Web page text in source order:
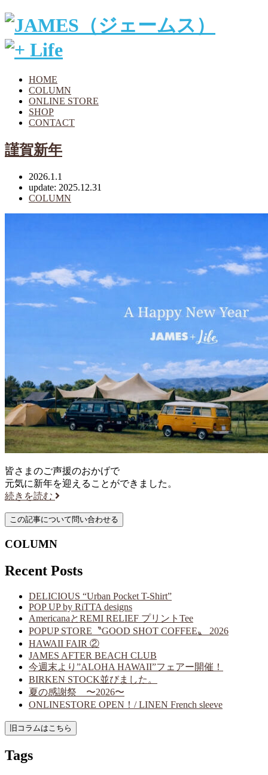
HOME
COLUMN
ONLINE STORE
SHOP
CONTACT
謹賀新年
2026.1.1
update: 2025.12.31
COLUMN
皆さまのご声援のおかげで
元気に新年を迎えることができました。
続きを読む
COLUMN
Recent Posts
DELICIOUS “Urban Pocket T-Shirt”
POP UP by RiTTA designs
AmericanaとREMI RELIEF プリントTee
POPUP STORE〝GOOD SHOT COFFEE〟 2026
HAWAII FAIR ②
JAMES AFTER BEACH CLUB
今週末より”ALOHA HAWAII”フェアー開催！
BIRKEN STOCK並びました。
夏の感謝祭 〜2026〜
ONLINESTORE OPEN！/ LINEN French sleeve
Tags